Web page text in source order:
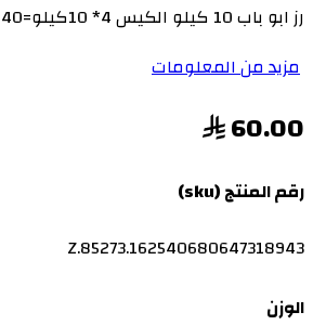
رز ابو باب 10 كيلو الكيس 4* 10كيلو=40كيلو
مزيد من المعلومات
60.00
رقم المنتج (sku)
Z.85273.162540680647318943
الوزن